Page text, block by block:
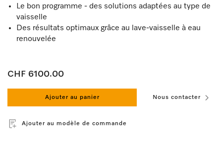
Le bon programme - des solutions adaptées au type de
vaisselle
Des résultats optimaux grâce au lave-vaisselle à eau
renouvelée
CHF 6100.00
Ajouter au panier Nous contacter
Ajouter au modèle de commande